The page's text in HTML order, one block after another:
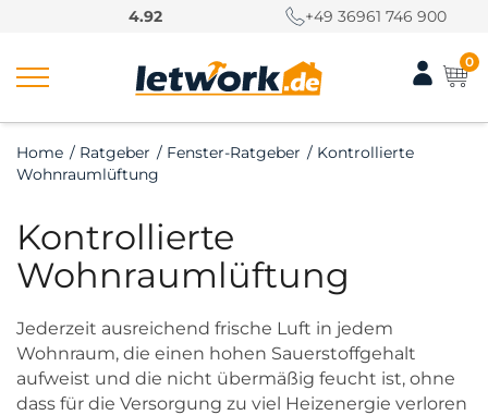
4.92 +49 36961 746 900
0
Home / Ratgeber / Fenster-Ratgeber / Kontrollierte
Wohnraumlüftung
Kontrollierte
Wohnraumlüftung
Jederzeit ausreichend frische Luft in jedem
Wohnraum, die einen hohen Sauerstoffgehalt
aufweist und die nicht übermäßig feucht ist, ohne
dass für die Versorgung zu viel Heizenergie verloren